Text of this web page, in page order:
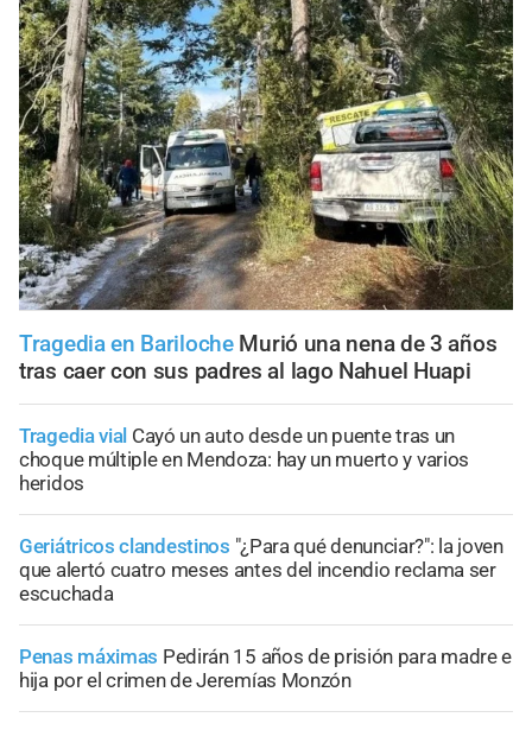
Tragedia en Bariloche Murió una nena de 3 años
tras caer con sus padres al lago Nahuel Huapi
Tragedia vial Cayó un auto desde un puente tras un
choque múltiple en Mendoza: hay un muerto y varios
heridos
Geriátricos clandestinos "¿Para qué denunciar?": la joven
que alertó cuatro meses antes del incendio reclama ser
escuchada
Penas máximas Pedirán 15 años de prisión para madre e
hija por el crimen de Jeremías Monzón